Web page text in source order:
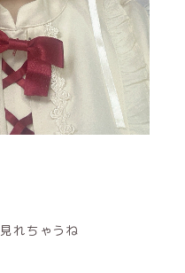
れちゃうね